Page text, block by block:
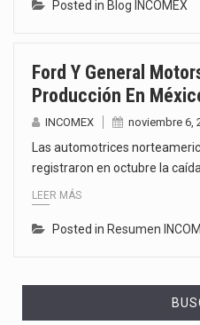
Posted in Blog INCOMEX
Ford Y General
Producción En
INCOMEX noviembre 6,
Las automotrices
registraron en octubre la
LEER MÁS
Posted in Resumen